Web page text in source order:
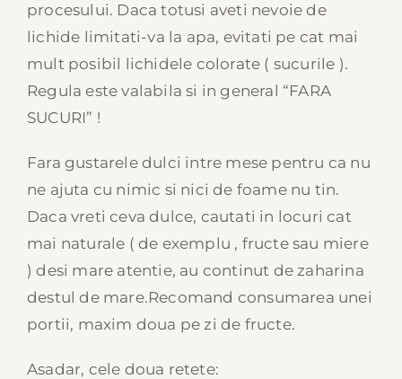
procesului. Daca totusi aveti nevoie de
lichide limitati-va la apa, evitati pe cat mai
mult posibil lichidele colorate ( sucurile ).
Regula este valabila si in general “FARA
SUCURI” !
Fara gustarele dulci intre mese pentru ca nu
ne ajuta cu nimic si nici de foame nu tin.
Daca vreti ceva dulce, cautati in locuri cat
mai naturale ( de exemplu , fructe sau miere
) desi mare atentie, au continut de zaharina
destul de mare.Recomand consumarea unei
portii, maxim doua pe zi de fructe.
Asadar, cele doua retete: